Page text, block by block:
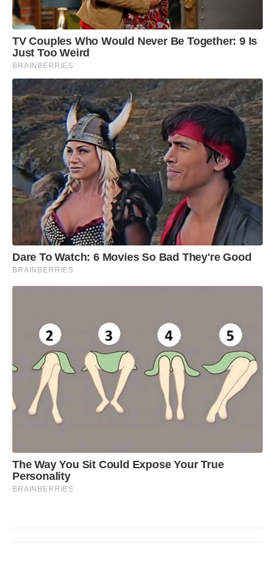
TV Couples Who Would Never Be Together: 9 Is
Just Too Weird
BRAINBERRIES
Dare To Watch: 6 Movies So Bad They're Good
BRAINBERRIES
The Way You Sit Could Expose Your True
Personality
BRAINBERRIES